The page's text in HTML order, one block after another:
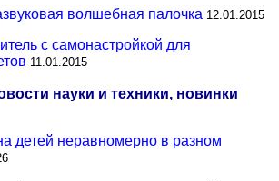
волшебная палочка 12.01.2015
с самонастройкой для
11.01.2015
науки и техники, новинки
детей неравномерно в разном